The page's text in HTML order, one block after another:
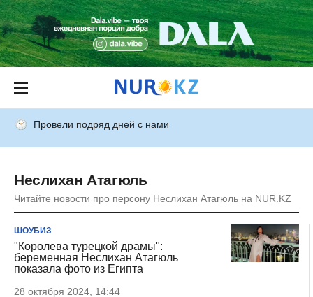
Провели подряд дней с нами
Неслихан Атагюль
Читайте новости про персону Неслихан Атагюль на NUR.KZ
ШОУБИЗ
"Королева турецкой драмы":
беременная Неслихан Атагюль
показала фото из Египта
28 октября 2024, 14:44